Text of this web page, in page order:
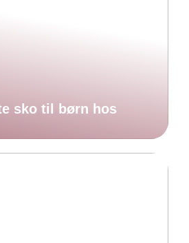
sko til børn hos